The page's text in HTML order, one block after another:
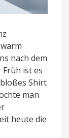
nach dem
Früh ist es
Shirt
man
heute die